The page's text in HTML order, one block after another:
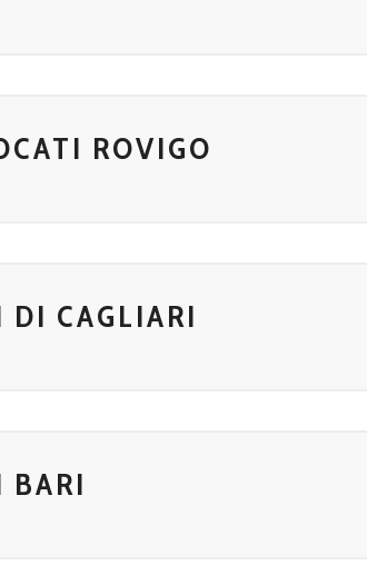
ROVIGO
DI CAGLIARI
BARI